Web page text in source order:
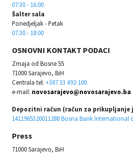
07:30 - 16:00
Šalter sala
Ponedjeljak - Petak
07:30 - 18:00
OSNOVNI KONTAKT PODACI
Zmaja od Bosne 55
71000 Sarajevo, BiH
Centrala tel: +387 33 492-100
e-mail: novosarajevo@novosarajevo.ba
Depozitni račun (račun za prikupljanje
1411965320011288 Bosna Bank International
Press
71000 Sarajevo, BiH